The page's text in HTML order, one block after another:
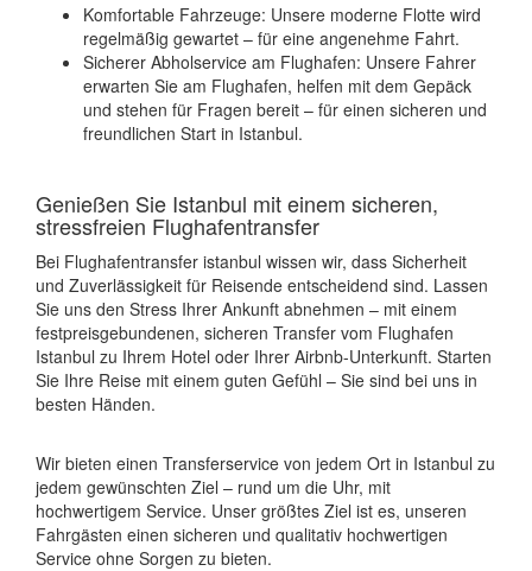
Komfortable Fahrzeuge: Unsere moderne Flotte wird
regelmäßig gewartet – für eine angenehme Fahrt.
Sicherer Abholservice am Flughafen: Unsere Fahrer
erwarten Sie am Flughafen, helfen mit dem Gepäck
und stehen für Fragen bereit – für einen sicheren und
freundlichen Start in Istanbul.
Genießen Sie Istanbul mit einem sicheren,
stressfreien Flughafentransfer
Bei Flughafentransfer istanbul wissen wir, dass Sicherheit
und Zuverlässigkeit für Reisende entscheidend sind. Lassen
Sie uns den Stress Ihrer Ankunft abnehmen – mit einem
festpreisgebundenen, sicheren Transfer vom Flughafen
Istanbul zu Ihrem Hotel oder Ihrer Airbnb-Unterkunft. Starten
Sie Ihre Reise mit einem guten Gefühl – Sie sind bei uns in
besten Händen.
Wir bieten einen Transferservice von jedem Ort in Istanbul zu
jedem gewünschten Ziel – rund um die Uhr, mit
hochwertigem Service. Unser größtes Ziel ist es, unseren
Fahrgästen einen sicheren und qualitativ hochwertigen
Service ohne Sorgen zu bieten.